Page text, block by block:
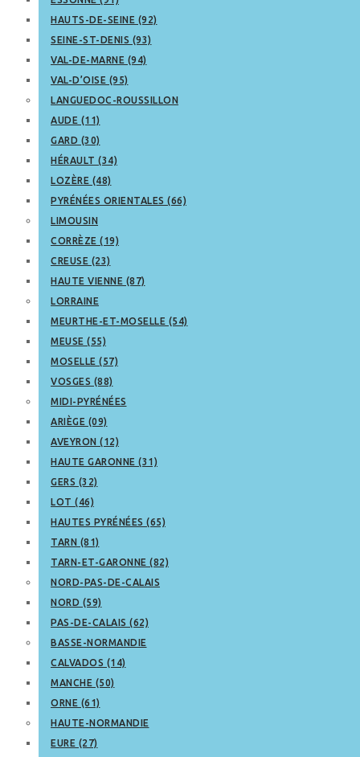
HAUTS-DE-SEINE (92)
SEINE-ST-DENIS (93)
VAL-DE-MARNE (94)
VAL-D’OISE (95)
LANGUEDOC-ROUSSILLON
AUDE (11)
GARD (30)
HÉRAULT (34)
LOZÈRE (48)
PYRÉNÉES ORIENTALES (66)
LIMOUSIN
CORRÈZE (19)
CREUSE (23)
HAUTE VIENNE (87)
LORRAINE
MEURTHE-ET-MOSELLE (54)
MEUSE (55)
MOSELLE (57)
VOSGES (88)
MIDI-PYRÉNÉES
ARIÈGE (09)
AVEYRON (12)
HAUTE GARONNE (31)
GERS (32)
LOT (46)
HAUTES PYRÉNÉES (65)
TARN (81)
TARN-ET-GARONNE (82)
NORD-PAS-DE-CALAIS
NORD (59)
PAS-DE-CALAIS (62)
BASSE-NORMANDIE
CALVADOS (14)
MANCHE (50)
ORNE (61)
HAUTE-NORMANDIE
EURE (27)